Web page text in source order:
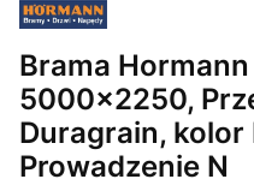
Brama
5000x2250,
Duragrain, kolor
Prowadzenie N